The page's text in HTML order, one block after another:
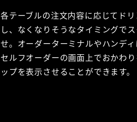
各テーブルの注文内容に応じてド
し、なくなりそうなタイミングで
せ。オーダーターミナルやハンディ
セルフオーダーの画面上でおかわ
ップを表示させることができます。